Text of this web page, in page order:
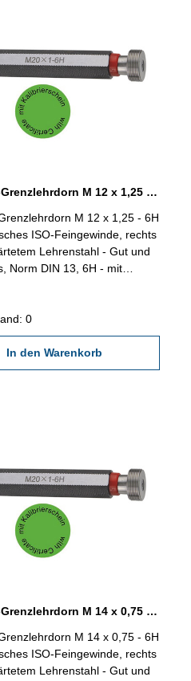
Gewinde-Grenzlehrdorn M 12 x 1,25 - 6H DIN 13
M 12 x 1,25 - 6H
ISO-Feingewinde, rechts
Lehrenstahl - Gut und
Norm DIN 13, 6H - mit
0
In den Warenkorb
Gewinde-Grenzlehrdorn M 14 x 0,75 - 6H DIN 13
M 14 x 0,75 - 6H
ISO-Feingewinde, rechts
Lehrenstahl - Gut und